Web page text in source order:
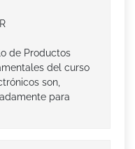
de Productos
del curso
son,
para